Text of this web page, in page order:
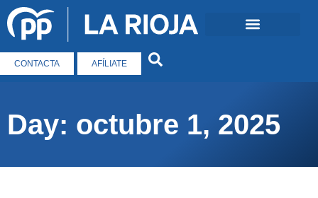
CONTACTA AFÍLIATE
Day: octubre 1, 2025